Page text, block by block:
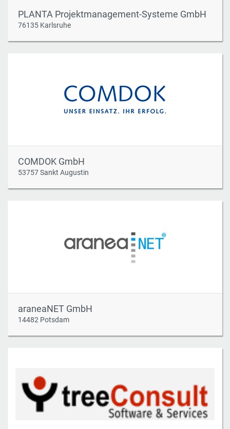
PLANTA Projektmanagement-Systeme GmbH
76135 Karlsruhe
COMDOK GmbH
53757 Sankt Augustin
araneaNET GmbH
14482 Potsdam